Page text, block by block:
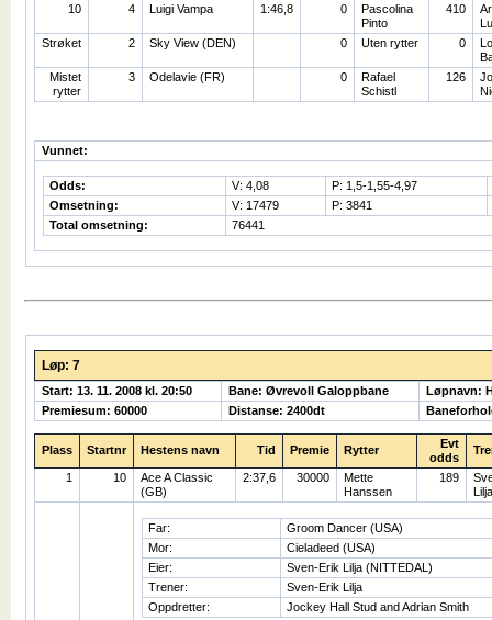
10
4 Luigi Vampa 1:46,8 0
Pascolina
Pinto
410
Strøket
2 Sky View (DEN) 0 Uten rytter 0
Mistet
rytter
3 Odelavie (FR) 0
Rafael
Schistl
126
Vunnet:
Odds: V: 4,08
P: 1,5-1,55-4,97
Omsetning:
V: 17479
P: 3841
Total omsetning:
76441
Løp: 7
Start: 13. 11. 2008 kl. 20:50 Bane: Øvrevoll Galoppbane
Løpnavn:
Premiesum: 60000
Distanse: 2400dt
Plass Startnr Hestens navn Tid Premie Rytter
Evt
odds
1 10
Ace A Classic
(GB)
2:37,6 30000
Mette
Hanssen
189
Lilja
Far:
Groom Dancer (USA)
Mor:
Cieladeed (USA)
Eier:
Sven-Erik Lilja (NITTEDAL)
Trener:
Sven-Erik Lilja
Oppdretter:
Jockey Hall Stud and Adrian Smith